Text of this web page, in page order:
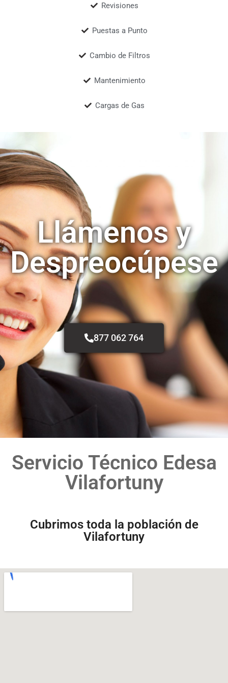
Revisiones
Puestas a Punto
Cambio de Filtros
Mantenimiento
Cargas de Gas
Llámenos y
Despreocúpese
877 062 764
Servicio Técnico Edesa
Vilafortuny
Cubrimos toda la población de
Vilafortuny